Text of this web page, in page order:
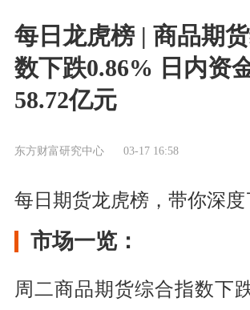
每日龙虎榜 | 商品期
数下跌0.86% 日内资
58.72亿元
东方财富研究中心 03-17 16:58
每日期货龙虎榜，带你深度
市场一览：
周二商品期货综合指数下